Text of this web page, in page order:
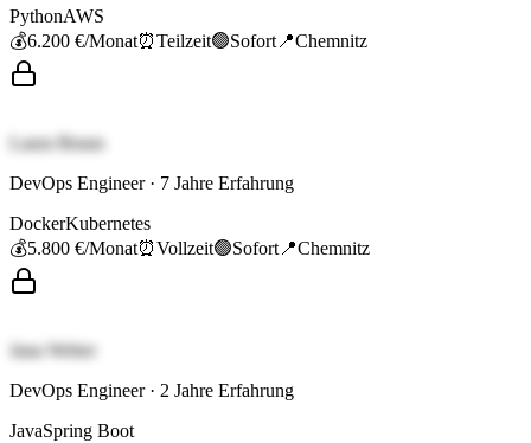
PythonAWS
💰6.200 €/Monat⏰Teilzeit🟢Sofort 📍Chemnitz
Laura Braun
DevOps Engineer· 7 Jahre Erfahrung
DockerKubernetes
💰5.800 €/Monat⏰Vollzeit🟢Sofort 📍Chemnitz
Jana Weber
DevOps Engineer· 2 Jahre Erfahrung
JavaSpring Boot